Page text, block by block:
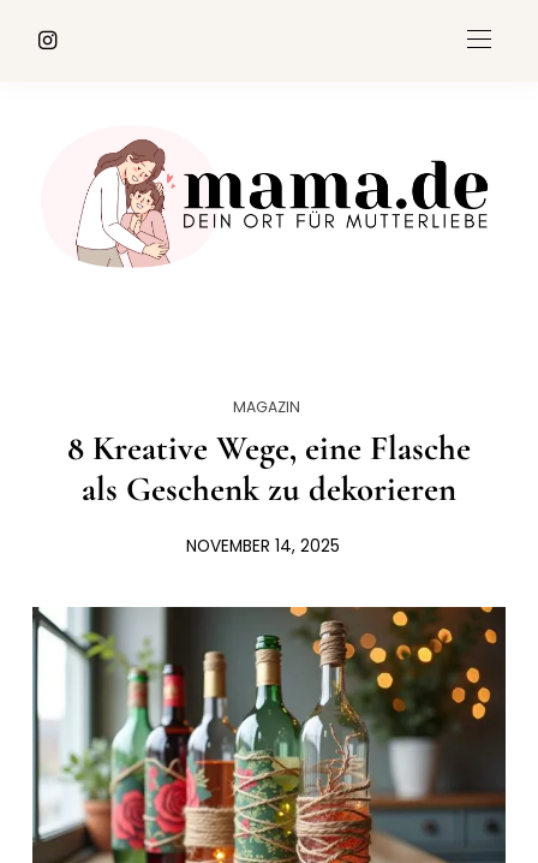
MAGAZIN
8 Kreative Wege, eine Flasche
als Geschenk zu dekorieren
NOVEMBER 14, 2025